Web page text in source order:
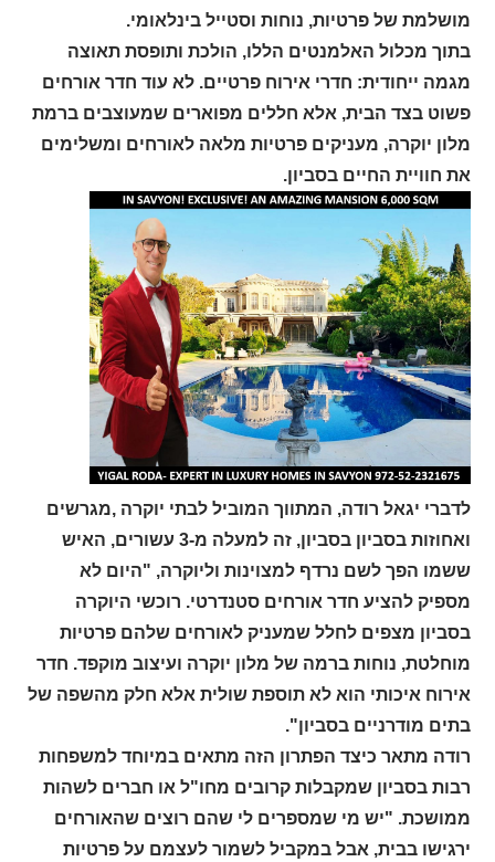
מושלמת של פרטיות, נוחות וסטייל בינלאומי.
בתוך מכלול האלמנטים הללו, הולכת ותופסת תאוצה
מגמה ייחודית: חדרי אירוח פרטיים. לא עוד חדר אורחים
פשוט בצד הבית, אלא חללים מפוארים שמעוצבים ברמת
מלון יוקרה, מעניקים פרטיות מלאה לאורחים ומשלימים
את חוויית החיים בסביון.
לדברי יגאל רודה, המתווך המוביל לבתי יוקרה ,מגרשים
ואחוזות בסביון בסביון, זה למעלה מ-3 עשורים, האיש
ששמו הפך לשם נרדף למצוינות וליוקרה, "היום לא
מספיק להציע חדר אורחים סטנדרטי. רוכשי היוקרה
בסביון מצפים לחלל שמעניק לאורחים שלהם פרטיות
מוחלטת, נוחות ברמה של מלון יוקרה ועיצוב מוקפד. חדר
אירוח איכותי הוא לא תוספת שולית אלא חלק מהשפה של
בתים מודרניים בסביון".
רודה מתאר כיצד הפתרון הזה מתאים במיוחד למשפחות
רבות בסביון שמקבלות קרובים מחו"ל או חברים לשהות
ממושכת. "יש מי שמספרים לי שהם רוצים שהאורחים
ירגישו בבית, אבל במקביל לשמור לעצמם על פרטיות